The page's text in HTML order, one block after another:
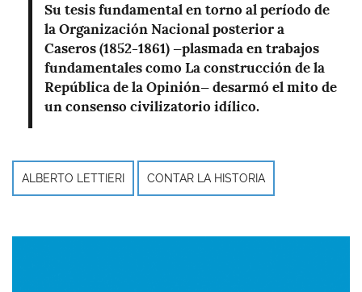
Su tesis fundamental en torno al período de
la Organización Nacional posterior a
Caseros (1852-1861) —plasmada en trabajos
fundamentales como La construcción de la
República de la Opinión— desarmó el mito de
un consenso civilizatorio idílico.
ALBERTO LETTIERI CONTAR LA HISTORIA